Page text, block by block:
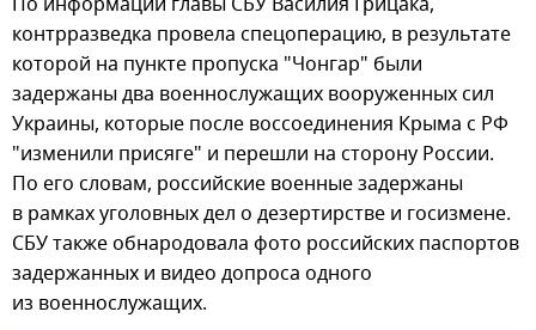
контрразведка провела спецоперацию, в результате
которой на пункте пропуска "Чонгар" были
задержаны два военнослужащих вооруженных сил
Украины, которые после воссоединения Крыма с РФ
"изменили присяге" и перешли на сторону России.
По его словам, российские военные задержаны
в рамках уголовных дел о дезертирстве и госизмене.
СБУ также обнародовала фото российских паспортов
задержанных и видео допроса одного
из военнослужащих.